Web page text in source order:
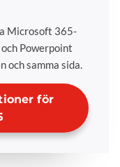
Microsoft 365-
Powerpoint
och samma sida.
för